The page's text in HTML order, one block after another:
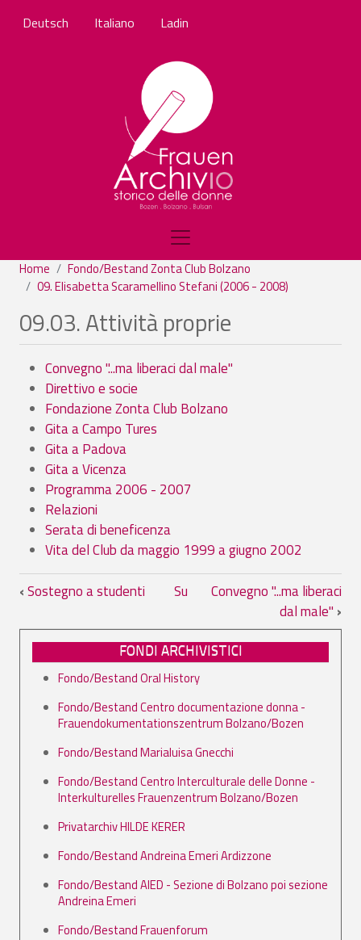
Deutsch Italiano Ladin
Home
Fondo/Bestand Zonta Club Bolzano
09. Elisabetta Scaramellino Stefani (2006 - 2008)
09.03. Attività proprie
Convegno "...ma liberaci dal male"
Direttivo e socie
Fondazione Zonta Club Bolzano
Gita a Campo Tures
Gita a Padova
Gita a Vicenza
Programma 2006 - 2007
Relazioni
Serata di beneficenza
Vita del Club da maggio 1999 a giugno 2002
Link di attraversamento del book per
‹Sostegno a studenti Su
Convegno "...ma liberaci
dal male" ›
FONDI ARCHIVISTICI
Fondo/Bestand Oral History
Fondo/Bestand Centro documentazione donna -
Frauendokumentationszentrum Bolzano/Bozen
Fondo/Bestand Marialuisa Gnecchi
Fondo/Bestand Centro Interculturale delle Donne -
Interkulturelles Frauenzentrum Bolzano/Bozen
Privatarchiv HILDE KERER
Fondo/Bestand Andreina Emeri Ardizzone
Fondo/Bestand AIED - Sezione di Bolzano poi sezione
Andreina Emeri
Fondo/Bestand Frauenforum